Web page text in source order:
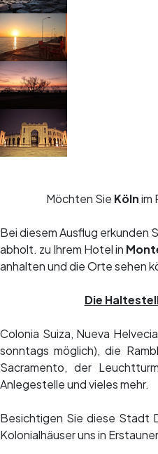
Möchten Sie Kölnim
Bei diesem Ausflug erkunden
abholt. zu Ihrem Hotel in
anhalten und die Orte sehen
Die
Colonia Suiza, Nueva
sonntags möglich), die
Sacramento, der
Anlegestelle und vieles mehr.
Besichtigen Sie diese Stadt
Kolonialhäuser uns in